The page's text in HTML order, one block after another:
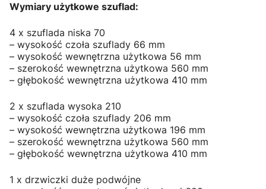
Wymiary użytkowe szuflad:
4 x szuflada niska 70
– wysokość czoła szuflady 66 mm
– wysokość wewnętrzna użytkowa 56 mm
– szerokość wewnętrzna użytkowa 560 mm
– głębokość wewnętrzna użytkowa 410 mm
2 x szuflada wysoka 210
– wysokość czoła szuflady 206 mm
– wysokość wewnętrzna użytkowa 196 mm
– szerokość wewnętrzna użytkowa 560 mm
– głębokość wewnętrzna użytkowa 410 mm
1 x drzwiczki duże podwójne